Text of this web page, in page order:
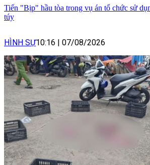
Tiến "Bịp" hầu tòa trong vụ án tổ chức sử
túy
HÌNH SỰ10:16 | 07/08/2026